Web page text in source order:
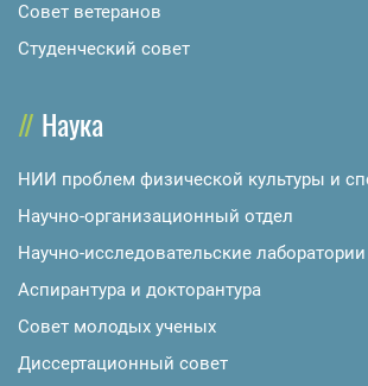
Совет ветеранов
Студенческий совет
Наука
НИИ проблем физической культуры и
Научно-организационный отдел
Научно-исследовательские лаборатории
Аспирантура и докторантура
Совет молодых ученых
Диссертационный совет